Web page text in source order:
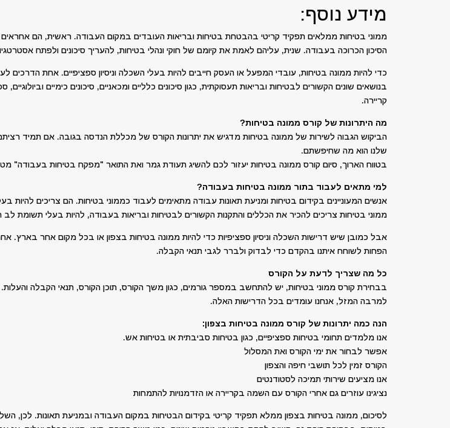
מידע נוסף:
ממוני בטיחות ממלאים תפקיד קריטי בהבטחת בטיחות ובריאות העובדים במקום העבודה. ראשית, הם אחראים
הסיכון הכרוכה בעבודה. שנית, עליהם לאמת את קיומם של חוקי ונהלי בטיחות, להעריך סיכונים ולפתח
כדי להיות ממונה בטיחות, עובדי המפעל או העסק חייבים להיות בעלי השכלה וניסיון ספציפיים. אחת
בנושאים שונים הקשורים לבטיחות ובריאות תעסוקתית, כגון סיכונים כלליים ומכאניים, סיכונים כימיים
קריירה.
מה היתרונות של קורס ממונה בטיחות?
הביקוש הגבוה לשירות של ממונה בטיחות מדגיש את יתרונות הקורס של מכללת הנדסה בגובה. אם תמיד
שלנו הוא מה שחיפשתם.
בטווח הארוך, סיום קורס ממונה בטיחות יעזור לכם להשיג תעודת גמר ואת התואר "מפקח בטיחות
למי מתאים לעבוד בתור ממונה בטיחות בעבודה?
אנשים המעוניינים בקידום בטיחות ומניעת תאונות עבודה מתאימים לעבוד כממוני בטיחות. הם צריכים להיות
ממוני בטיחות צריכים להכיר את הכללים והתקנות הקשורים לבטיחות ובריאות בעבודה, להיות בעלי תשומת לב
אבל כמובן שיש דרישות השכלה וניסיון ספציפיות כדי להיות ממונה בטיחות בצפון או בכל מקום אחר
הפחות לשוחח איתנו בהקדם כדי לבדוק ולברר לגבי תנאי הקבלה.
כל מה שצריך לדעת על הקורס
בבחירת קורס ממוני בטיחות, יש להתחשב במספר גורמים, כגון משך הקורס, תוכן הקורס, תנאי הקבלה והעלות.
למרבה המזל, אנחנו עומדים בכל הדרישות האלה.
הנה כמה יתרונות של קורס ממונה בטיחות בצפון:
אנו מלמדים תחומי בטיחות ספציפיים, כגון בטיחות סביבתית או בטיחות אש.
אפשר לבחור את ימי הקורס ואת המסלול
הקורס זמין לכל תושבי חיפה והצפון
אנו מציעים שירותי תמיכה לסטודנטים
נציגינו עוזרים גם אחרי הקורס עם השמה בקריירה או הזדמנויות להתמחות
לסיכום, ממונה בטיחות בצפון ממלא תפקיד קריטי בקידום הבטיחות במקום העבודה ובמניעת תאונות. לכן,